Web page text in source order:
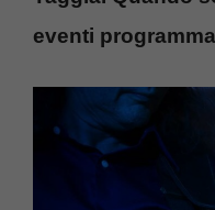
eventi